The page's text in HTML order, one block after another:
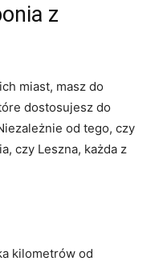
z
miast, masz do
dostosujesz do
od tego, czy
czy Leszna, każda z
kilometrów od